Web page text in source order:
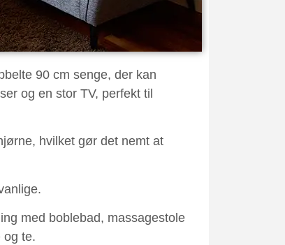
90 cm senge, der kan
og en stor TV, perfekt til
hvilket gør det nemt at
med boblebad, massagestole
og te.